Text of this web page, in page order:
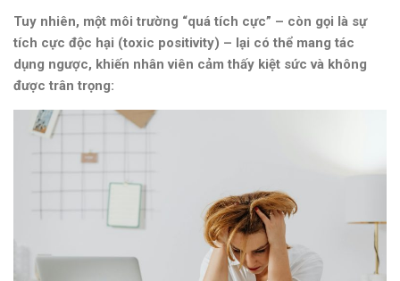
Tuy nhiên, một môi trường “quá tích cực” – còn gọi là sự
tích cực độc hại (toxic positivity) – lại có thể mang tác
dụng ngược, khiến nhân viên cảm thấy kiệt sức và không
được trân trọng: